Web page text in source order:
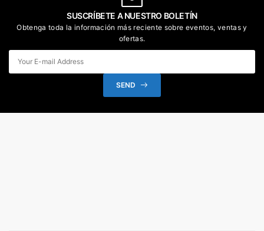
SUSCRÍBETE A NUESTRO BOLETÍN
Obtenga toda la información más reciente sobre eventos, ventas y
ofertas.
SEND